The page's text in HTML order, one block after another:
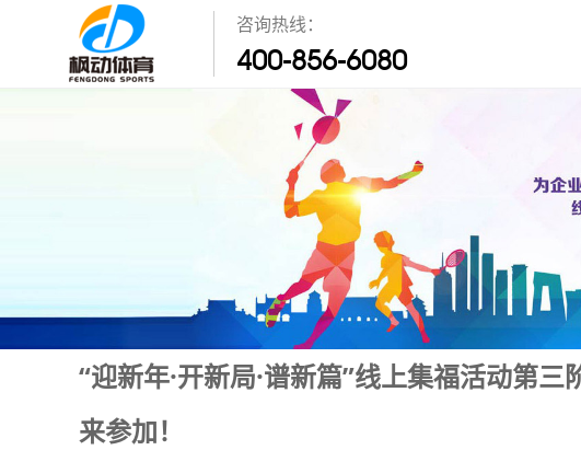
咨询热线：
400-856-6080
“迎新年·开新局·谱新篇”线上集福活动第
来参加！